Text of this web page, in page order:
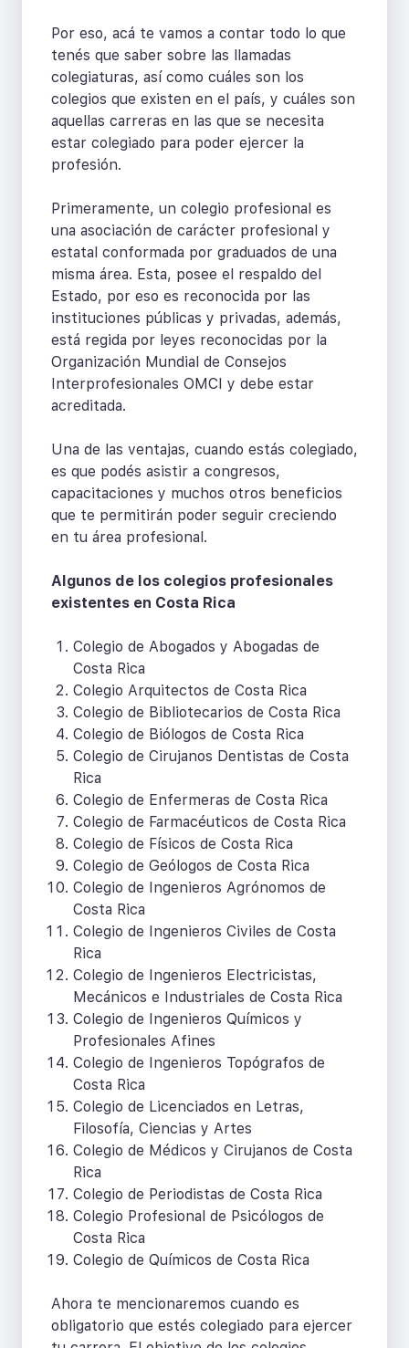
Por eso, acá te vamos a contar todo lo que
tenés que saber sobre las llamadas
colegiaturas, así como cuáles son los
colegios que existen en el país, y cuáles son
aquellas carreras en las que se necesita
estar colegiado para poder ejercer la
profesión.
Primeramente, un colegio profesional es
una asociación de carácter profesional y
estatal conformada por graduados de una
misma área. Esta, posee el respaldo del
Estado, por eso es reconocida por las
instituciones públicas y privadas, además,
está regida por leyes reconocidas por la
Organización Mundial de Consejos
Interprofesionales OMCI y debe estar
acreditada.
Una de las ventajas, cuando estás colegiado,
es que podés asistir a congresos,
capacitaciones y muchos otros beneficios
que te permitirán poder seguir creciendo
en tu área profesional.
Algunos de los colegios profesionales
existentes en Costa Rica
Colegio de Abogados y Abogadas de
Costa Rica
Colegio Arquitectos de Costa Rica
Colegio de Bibliotecarios de Costa Rica
Colegio de Biólogos de Costa Rica
Colegio de Cirujanos Dentistas de Costa
Rica
Colegio de Enfermeras de Costa Rica
Colegio de Farmacéuticos de Costa Rica
Colegio de Físicos de Costa Rica
Colegio de Geólogos de Costa Rica
Colegio de Ingenieros Agrónomos de
Costa Rica
Colegio de Ingenieros Civiles de Costa
Rica
Colegio de Ingenieros Electricistas,
Mecánicos e Industriales de Costa Rica
Colegio de Ingenieros Químicos y
Profesionales Afines
Colegio de Ingenieros Topógrafos de
Costa Rica
Colegio de Licenciados en Letras,
Filosofía, Ciencias y Artes
Colegio de Médicos y Cirujanos de Costa
Rica
Colegio de Periodistas de Costa Rica
Colegio Profesional de Psicólogos de
Costa Rica
Colegio de Químicos de Costa Rica
Ahora te mencionaremos cuando es
obligatorio que estés colegiado para ejercer